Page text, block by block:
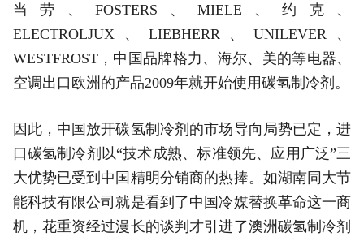
当劳、FOSTERS、MIELE、约克、
ELECTROLJUX、LIEBHERR、UNILEVER、
WESTFROST，中国品牌格力、海尔、美的等电器、
空调出口欧洲的产品2009年就开始使用碳氢制冷剂。
因此，中国放开碳氢制冷剂的市场导向局势已定，进
口碳氢制冷剂以“技术成熟、标准领先、应用广泛”三
大优势已受到中国精明分销商的热捧。如湖南同大节
能科技有限公司就是看到了中国冷媒替换革命这一商
机，花重资经过漫长的谈判才引进了澳洲碳氢制冷剂